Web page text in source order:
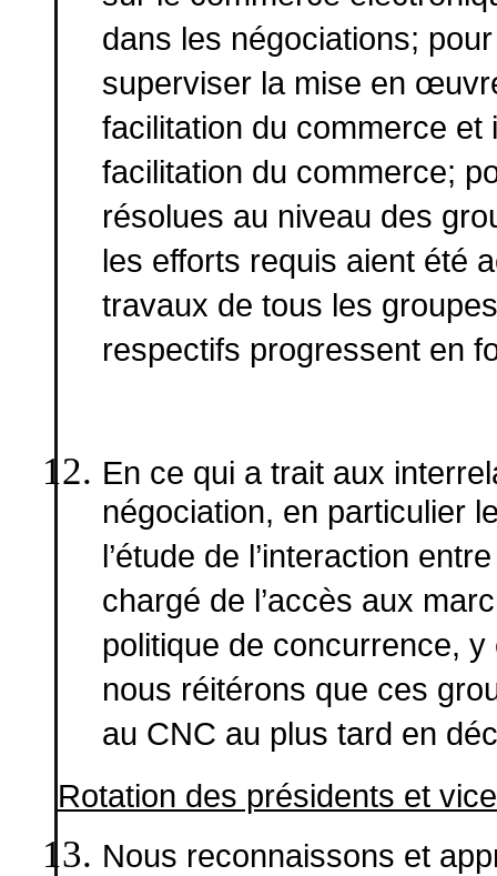
dans les négociations;
superviser la mise en
facilitation du commerce
facilitation du commerce;
résolues au niveau des
les efforts requis aient été
travaux de tous les
respectifs progressent en
En ce qui a trait aux
négociation, en particulier
l’étude de l’interaction
chargé de l’accès aux
politique de concurrence,
nous réitérons que ces
au CNC au plus tard en
Rotation des présidents et
Nous reconnaissons et